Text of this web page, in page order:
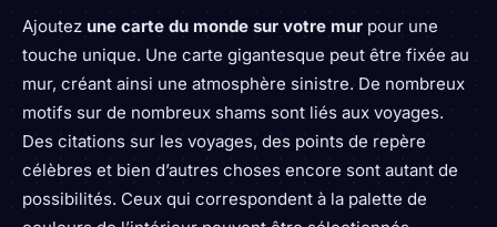
Ajoutez une carte du monde sur votre mur pour une
touche unique. Une carte gigantesque peut être fixée au
mur, créant ainsi une atmosphère sinistre. De nombreux
motifs sur de nombreux shams sont liés aux voyages.
Des citations sur les voyages, des points de repère
célèbres et bien d’autres choses encore sont autant de
possibilités. Ceux qui correspondent à la palette de